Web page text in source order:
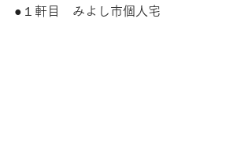
●１軒目　みよし市個人宅